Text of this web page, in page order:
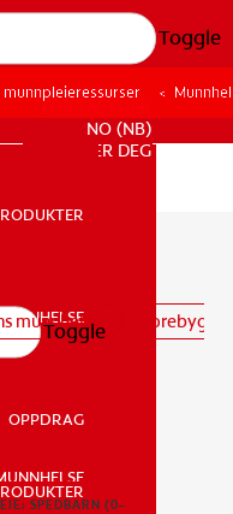
Toggle
MUNNHELSE
FOR FAGFOLK
NO (NB)
REGISTRER DEG
OPPDRAG
Toggle
munnhelse
SPEDBARN (0–